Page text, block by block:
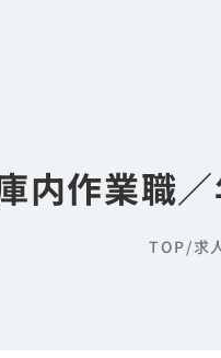
内作業職
TOP/求